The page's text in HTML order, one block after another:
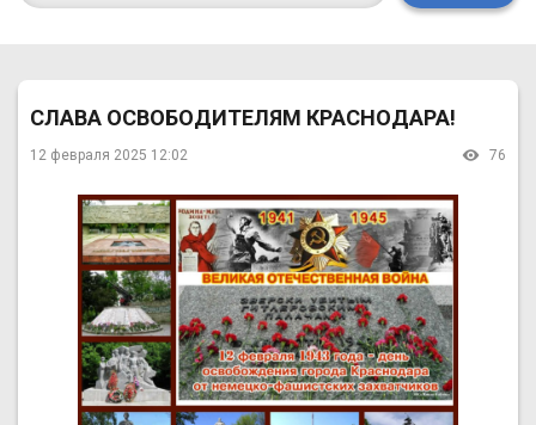
СЛАВА ОСВОБОДИТЕЛЯМ КРАСНОДАРА!
12 февраля 2025 12:02 76